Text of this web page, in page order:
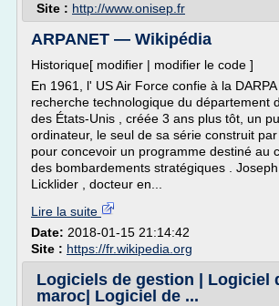
Site : http://www.onisep.fr
ARPANET — Wikipédia
Historique[ modifier | modifier le code ]
En 1961, l' US Air Force confie à la
recherche technologique du département
des États-Unis , créée 3 ans plus tôt, un
ordinateur, le seul de sa série construit par
pour concevoir un programme destiné au
des bombardements stratégiques .
Licklider , docteur en...
Lire la suite
Date: 2018-01-15 21:14:42
Site : https://fr.wikipedia.org
Logiciels de gestion | Logiciel
maroc| Logiciel de ...